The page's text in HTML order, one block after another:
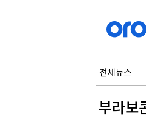
전체뉴스
부라보